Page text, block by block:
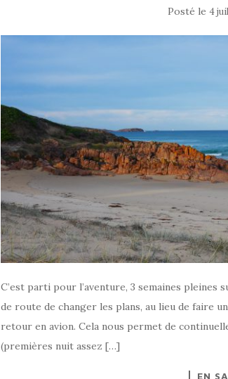
Posté le 4
C’est parti pour l’aventure, 3 semaines
de route de changer les plans, au lieu de faire
retour en avion. Cela nous permet de
(premières nuit assez […]
EN